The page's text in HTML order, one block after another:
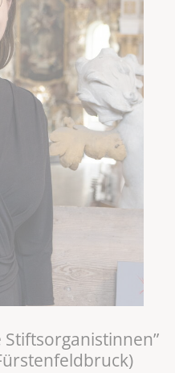
Stiftsorganistinnen”